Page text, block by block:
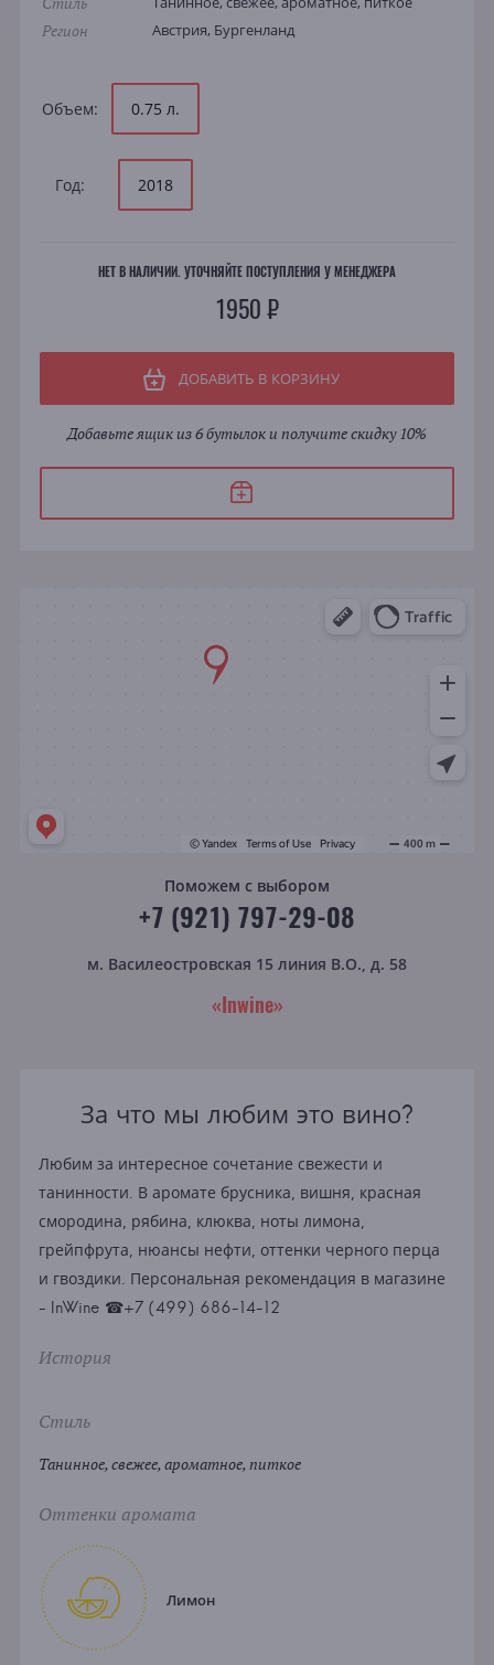
Регион Австрия, Бургенланд
Объем: 0.75 л.
Год: 2018
НЕТ В НАЛИЧИИ. УТОЧНЯЙТЕ ПОСТУПЛЕНИЯ У МЕНЕДЖЕРА
1950 ₽
ДОБАВИТЬ В КОРЗИНУ
Добавьте ящик из 6 бутылок и получите скидку 10%
Поможем с выбором
+7 (921) 797-29-08
м. Василеостровская 15 линия В.О., д. 58
«Inwine»
За что мы любим это вино?
Любим за интересное сочетание свежести и
танинности. В аромате брусника, вишня, красная
смородина, рябина, клюква, ноты лимона,
грейпфрута, нюансы нефти, оттенки черного перца
и гвоздики. Персональная рекомендация в магазине
- InWine ☎+7 (499) 686-14-12
История
Стиль
Танинное, свежее, ароматное, питкое
Оттенки аромата
Лимон